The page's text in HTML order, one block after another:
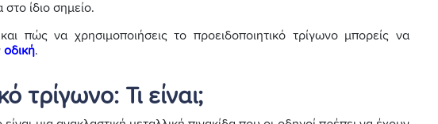
ίδιο σημείο.
πώς να χρησιμοποιήσεις το προειδοποιητικό τρίγωνο μπορείς να
οδική.
τρίγωνο: Τι είναι;